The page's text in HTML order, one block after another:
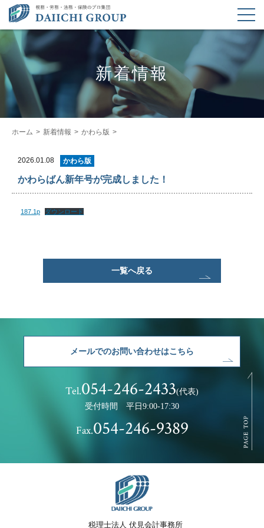
新着情報
ホーム 新着情報 かわら版
2026.01.08 かわら版
かわらばん新年号が完成しました！
187.1p ダウンロード
一覧へ戻る
メールでのお問い合わせはこちら
Tel.054-246-2433(代表)
受付時間 平日9:00-17:30
Fax.054-246-9389
税理士法人 伏見会計事務所